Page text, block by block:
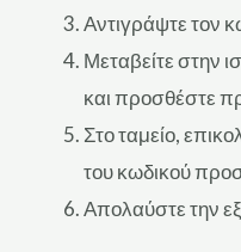
Αντιγράψτε τον
Μεταβείτε στην
και προσθέστε
Στο ταμείο,
του κωδικού
Απολαύστε την